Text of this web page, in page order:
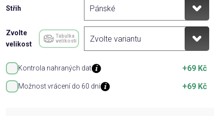
Střih
Zvolte
velikost
Tabulka
velikostí
Kontrola nahraných dat +69 Kč
Možnost vrácení do 60 dní +69 Kč